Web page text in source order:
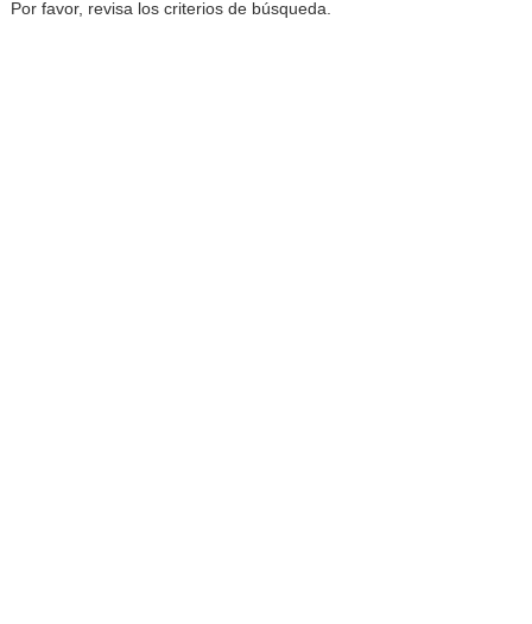
Por favor, revisa los criterios de búsqueda.